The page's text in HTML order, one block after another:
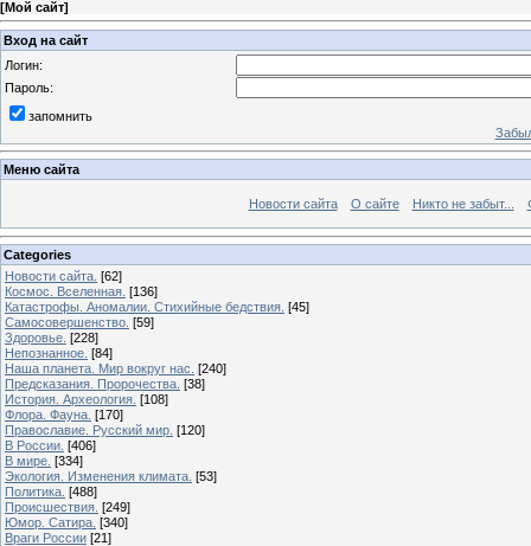
[Мой сайт]
Вход на сайт
Логин:
Пароль:
запомнить
Меню сайта
Новости сайта О сайте Никто не забыт...
Categories
Новости сайта. [62]
Космос. Вселенная. [136]
Катастрофы. Аномалии. Стихийные бедствия. [45]
Самосовершенство. [59]
Здоровье. [228]
Непознанное. [84]
Наша планета. Мир вокруг нас. [240]
Предсказания. Пророчества. [38]
История. Археология. [108]
Флора. Фауна. [170]
Православие. Русский мир. [120]
В России. [406]
В мире. [334]
Экология. Изменения климата. [53]
Политика. [488]
Происшествия. [249]
Юмор. Сатира. [340]
Враги России [21]